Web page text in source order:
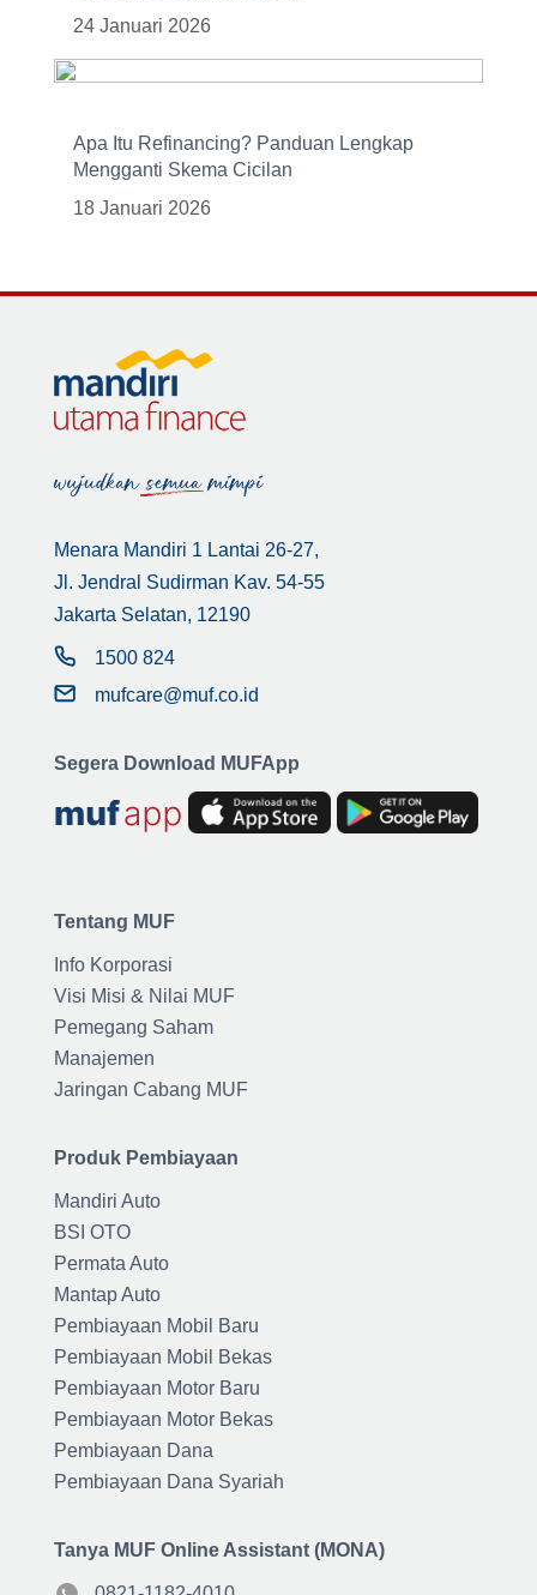
24 Januari 2026
Apa Itu Refinancing? Panduan Lengkap
Mengganti Skema Cicilan
18 Januari 2026
Menara Mandiri 1 Lantai 26-27,
Jl. Jendral Sudirman Kav. 54-55
Jakarta Selatan, 12190
1500 824
mufcare@muf.co.id
Segera Download MUFApp
Tentang MUF
Info Korporasi
Visi Misi & Nilai MUF
Pemegang Saham
Manajemen
Jaringan Cabang MUF
Produk Pembiayaan
Mandiri Auto
BSI OTO
Permata Auto
Mantap Auto
Pembiayaan Mobil Baru
Pembiayaan Mobil Bekas
Pembiayaan Motor Baru
Pembiayaan Motor Bekas
Pembiayaan Dana
Pembiayaan Dana Syariah
Tanya MUF Online Assistant (MONA)